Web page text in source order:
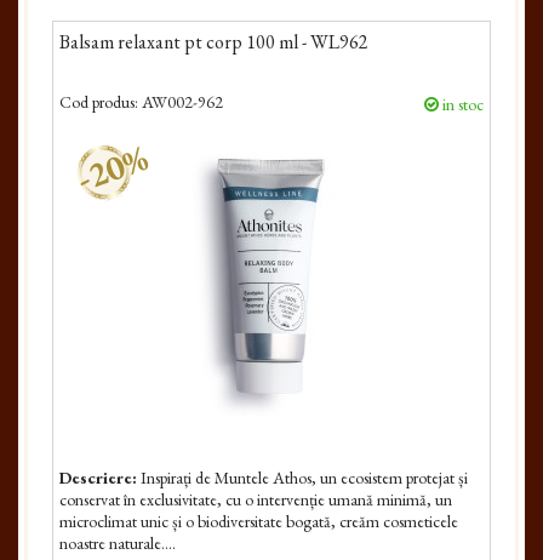
Balsam relaxant pt corp 100 ml - WL962
Cod produs: AW002-962 in stoc
-20%
Descriere: Inspirați de Muntele Athos, un ecosistem protejat și
conservat în exclusivitate, cu o intervenție umană minimă, un
microclimat unic și o biodiversitate bogată, creăm cosmeticele
noastre naturale....